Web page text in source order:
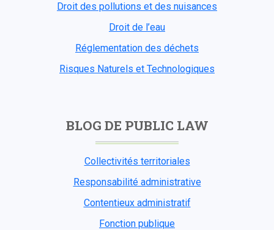
Droit des pollutions et des nuisances
Droit de l’eau
Réglementation des déchets
Risques Naturels et Technologiques
BLOG DE PUBLIC LAW
Collectivités territoriales
Responsabilité administrative
Contentieux administratif
Fonction publique